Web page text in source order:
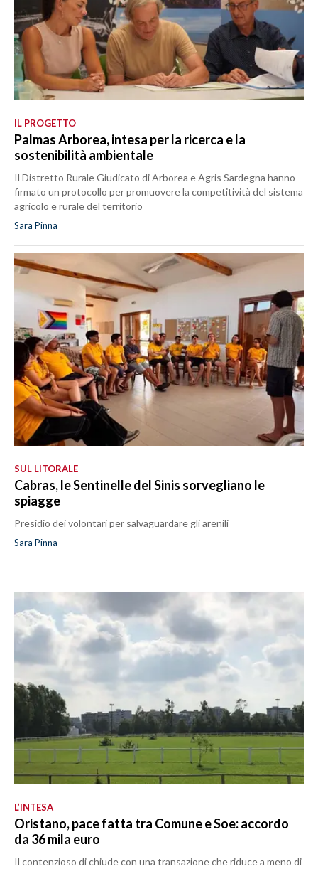
IL PROGETTO
Palmas Arborea, intesa per la ricerca e la
sostenibilità ambientale
Il Distretto Rurale Giudicato di Arborea e Agris Sardegna hanno
firmato un protocollo per promuovere la competitività del sistema
agricolo e rurale del territorio
Sara Pinna
SUL LITORALE
Cabras, le Sentinelle del Sinis sorvegliano le
spiagge
Presidio dei volontari per salvaguardare gli arenili
Sara Pinna
L’INTESA
Oristano, pace fatta tra Comune e Soe: accordo
da 36 mila euro
Il contenzioso di chiude con una transazione che riduce a meno di